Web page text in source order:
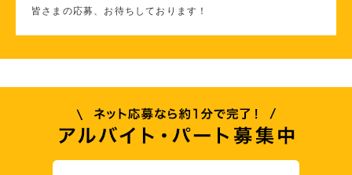
皆さまの応募、お待ちしております！